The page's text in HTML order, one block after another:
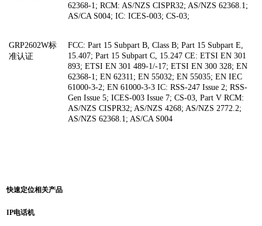
62368-1; RCM: AS/NZS CISPR32; AS/NZS 62368.1;
AS/CA S004; IC: ICES-003; CS-03;
GRP2602W标
准认证
FCC: Part 15 Subpart B, Class B; Part 15 Subpart E,
15.407; Part 15 Subpart C, 15.247 CE: ETSI EN 301
893; ETSI EN 301 489-1/-17; ETSI EN 300 328; EN
62368-1; EN 62311; EN 55032; EN 55035; EN IEC
61000-3-2; EN 61000-3-3 IC: RSS-247 Issue 2; RSS-
Gen Issue 5; ICES-003 Issue 7; CS-03, Part V RCM:
AS/NZS CISPR32; AS/NZS 4268; AS/NZS 2772.2;
AS/NZS 62368.1; AS/CA S004
快速定位相关产品
IP电话机